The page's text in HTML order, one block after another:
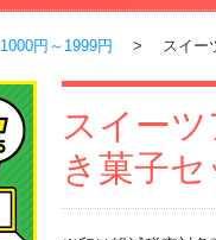
1000円～1999円 > スイーツ
スイー
き菓子